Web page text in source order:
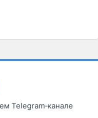
Telegram‑канале